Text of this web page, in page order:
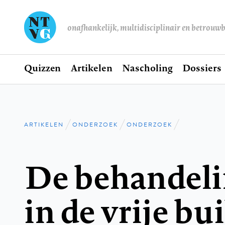
onafhankelijk, multidisciplinair en
Hoofdnavigatie
Home
Quizzen Artikelen Nascholing Dossiers
Kruimelpad
ARTIKELEN ONDERZOEK ONDERZOEK
De
in de vrije